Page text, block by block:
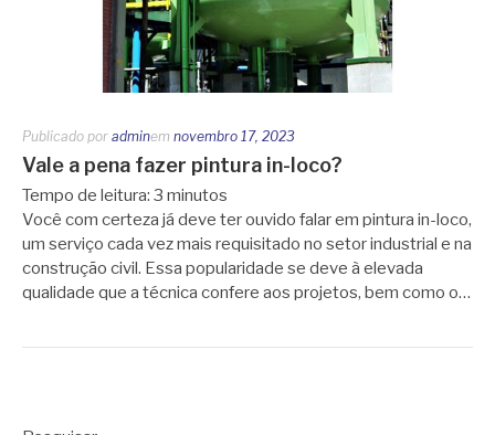
Publicado por adminem novembro 17, 2023
Vale a pena fazer pintura in-loco?
Tempo de leitura: 3 minutos
Você com certeza já deve ter ouvido falar em pintura in-loco,
um serviço cada vez mais requisitado no setor industrial e na
construção civil. Essa popularidade se deve à elevada
qualidade que a técnica confere aos projetos, bem como o…